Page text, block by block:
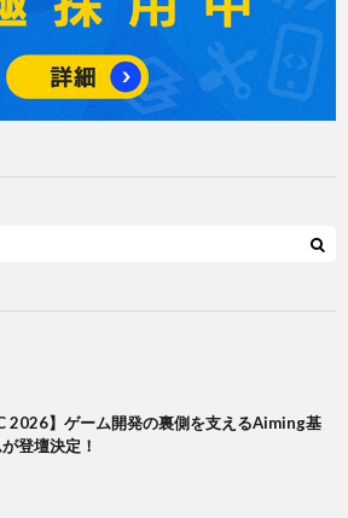
2026】ゲーム開発の裏側を支えるAiming基
登壇決定！